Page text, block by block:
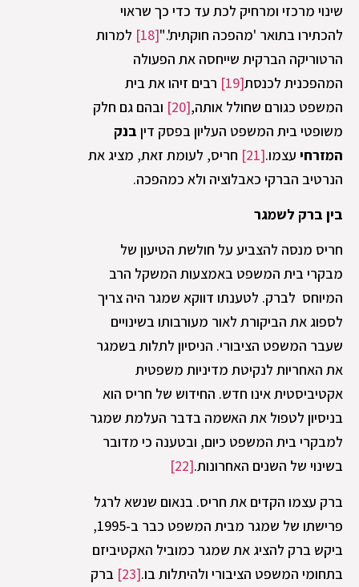
שינוי מרכזי ומרחיק לכת עד כדי כך שראוי
להכתירו בתואר 'מהפכה חוקתית'."[18]
למרות
הרטוריקה הברקית שייחסה את הפעולה
המהפכנית לכנסת[19]
רבים זיהו את בית
המשפט כגורם שחולל אותה,[20]
ובהם גם חלק
משופטי בית המשפט העליון בפסק דין בנק
המזרחי עצמו.[21]
חריס, לעומת זאת, מציג את
הנרטיב הברקי כאבלוציה ולא כמהפכה.
בין ברק לשמגר
חריס מנסה להצביע על חולשת הטיעון של
מבקרי בית המשפט באמצעות המשקל הרב
המיוחס לברק. לטענתו דווקא שמגר היה צריך
לספוג את הביקורת לאור מעורבותו בשינויים
שעבר המשפט הציבורי. הניסיון לתלות בשמגר
את האחריות לנקיטת מדיניות משפטית
אקטיביסטית אינו חדש. החידוש של חריס הוא
בניסיון לטפול את האשמה בדבר העלמת שמגר
למבקרי בית המשפט כיום, ובטענה כי מדובר
בשינוי של השנים האחרונות.[22]
ברק עצמו הקדים את חריס. בנאום שנשא לרגל
פרישתו של שמגר מבית המשפט כבר ב-1995,
ביקש ברק להציג את שמגר כמוביל האקטיביזם
בתחומי המשפט הציבורי ולהיתלות בו.[23]
ברק